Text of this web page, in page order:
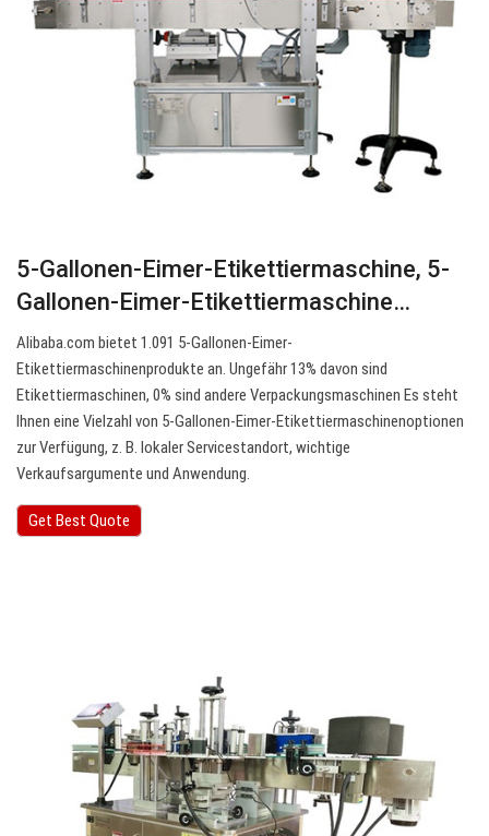
5-Gallonen-Eimer-Etikettiermaschine, 5-
Gallonen-Eimer-Etikettiermaschine…
Alibaba.com bietet 1.091 5-Gallonen-Eimer-
Etikettiermaschinenprodukte an. Ungefähr 13% davon sind
Etikettiermaschinen, 0% sind andere Verpackungsmaschinen Es steht
Ihnen eine Vielzahl von 5-Gallonen-Eimer-Etikettiermaschinenoptionen
zur Verfügung, z. B. lokaler Servicestandort, wichtige
Verkaufsargumente und Anwendung.
Get Best Quote